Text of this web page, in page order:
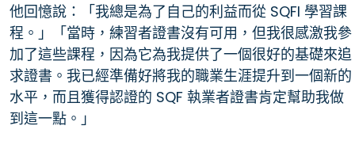
他回憶說：「我總是為了自己的利益而從 SQFI 學習課
程。」「當時，練習者證書沒有可用，但我很感激我參
加了這些課程，因為它為我提供了一個很好的基礎來追
求證書。我已經準備好將我的職業生涯提升到一個新的
水平，而且獲得認證的 SQF 執業者證書肯定幫助我做
到這一點。」